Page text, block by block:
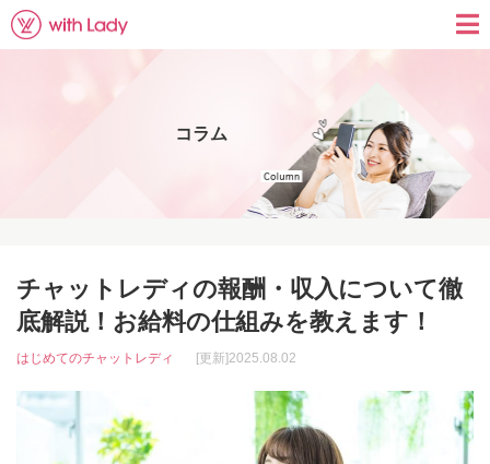
コラム
チャットレディの報酬・収入について徹
底解説！お給料の仕組みを教えます！
はじめてのチャットレディ [更新]2025.08.02